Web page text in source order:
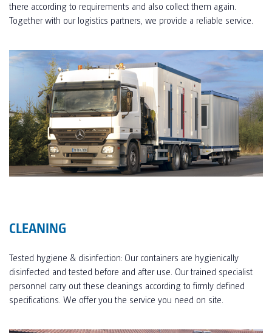
there according to requirements and also collect them again.
Together with our logistics partners, we provide a reliable service.
CLEANING
Tested hygiene & disinfection: Our containers are hygienically
disinfected and tested before and after use. Our trained specialist
personnel carry out these cleanings according to firmly defined
specifications. We offer you the service you need on site.